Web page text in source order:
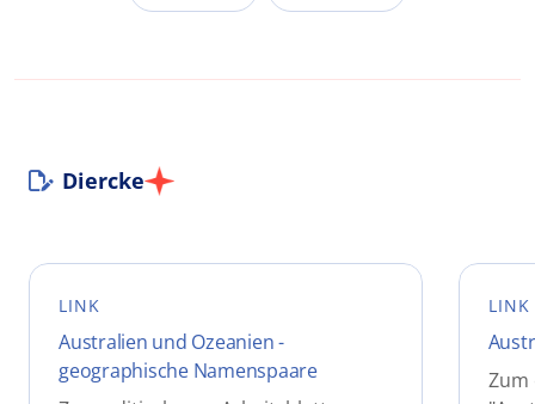
Diercke
LINK
Australien und Ozeanien -
geographische Namenspaare
LINK